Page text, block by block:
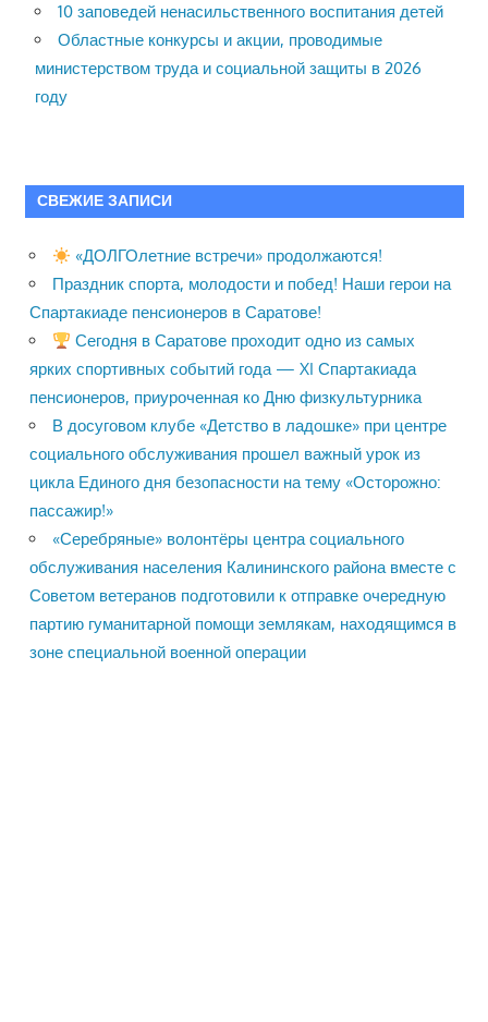
10 заповедей ненасильственного воспитания детей
Областные конкурсы и акции, проводимые
министерством труда и социальной защиты в 2026
году
СВЕЖИЕ ЗАПИСИ
«ДОЛГОлетние встречи» продолжаются!
Праздник спорта, молодости и побед! Наши герои на
Спартакиаде пенсионеров в Саратове!
Сегодня в Саратове проходит одно из самых
ярких спортивных событий года — XI Спартакиада
пенсионеров, приуроченная ко Дню физкультурника
В досуговом клубе «Детство в ладошке» при центре
социального обслуживания прошел важный урок из
цикла Единого дня безопасности на тему «Осторожно:
пассажир!»
«Серебряные» волонтёры центра социального
обслуживания населения Калининского района вместе с
Советом ветеранов подготовили к отправке очередную
партию гуманитарной помощи землякам, находящимся в
зоне специальной военной операции